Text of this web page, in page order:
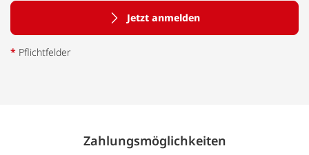
Jetzt anmelden
* Pflichtfelder
Zahlungs­möglich­keiten